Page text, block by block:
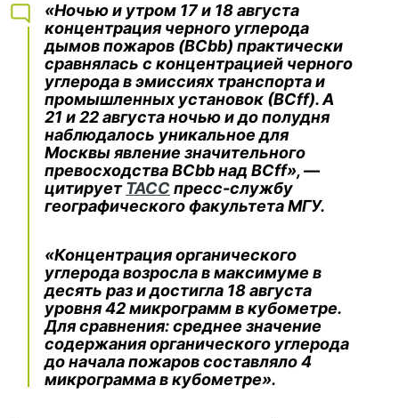
«Ночью и утром 17 и 18 августа
концентрация черного углерода
дымов пожаров (BCbb) практически
сравнялась с концентрацией черного
углерода в эмиссиях транспорта и
промышленных установок (ВСff). А
21 и 22 августа ночью и до полудня
наблюдалось уникальное для
Москвы явление значительного
превосходства BCbb над ВСff», —
цитируетТАСС пресс-службу
географического факультета МГУ.
«Концентрация органического
углерода возросла в максимуме в
десять раз и достигла 18 августа
уровня 42 микрограмм в кубометре.
Для сравнения: среднее значение
содержания органического углерода
до начала пожаров составляло 4
микрограмма в кубометре».